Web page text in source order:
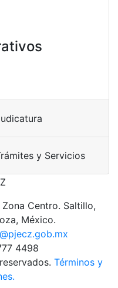
y Servicios
Centro. Saltillo,
México.
4498
Términos y